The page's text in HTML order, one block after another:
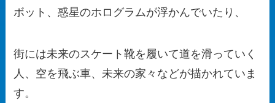
ボット、惑星のホログラムが浮かんでいたり、
街には未来のスケート靴を履いて道を滑っていく
人、空を飛ぶ車、未来の家々などが描かれていま
す。